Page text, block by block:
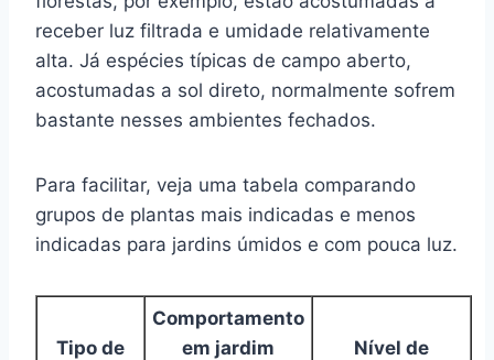
receber luz filtrada e umidade relativamente
alta. Já espécies típicas de campo aberto,
acostumadas a sol direto, normalmente sofrem
bastante nesses ambientes fechados.
Para facilitar, veja uma tabela comparando
grupos de plantas mais indicadas e menos
indicadas para jardins úmidos e com pouca luz.
Tipo de
Comportamento
em jardim
Nível de